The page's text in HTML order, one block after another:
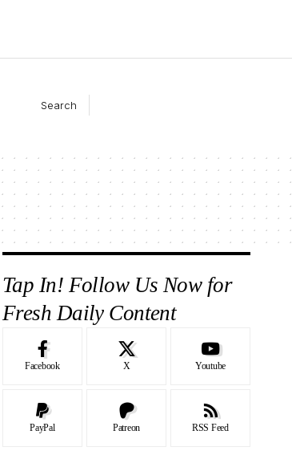
Search
Tap In! Follow Us Now for
Fresh Daily Content
Facebook X Youtube
PayPal Patreon RSS Feed